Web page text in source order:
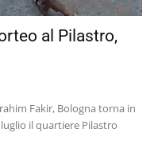
al Pilastro,
Fakir, Bologna torna in
il quartiere Pilastro